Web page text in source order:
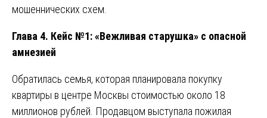
мошеннических схем.
Глава 4. Кейс №1: «Вежливая старушка» с опасной
амнезией
Обратилась семья, которая планировала покупку
квартиры в центре Москвы стоимостью около 18
миллионов рублей. Продавцом выступала пожилая